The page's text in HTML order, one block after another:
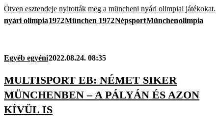
Ötven esztendeje nyitották meg a müncheni nyári olimpiai játékokat.
nyári olimpia1972München 1972NépsportMünchenolimpia
Egyéb egyéni2022.08.24. 08:35
MULTISPORT EB: NÉMET SIKER
MÜNCHENBEN – A PÁLYÁN ÉS AZON
KÍVÜL IS